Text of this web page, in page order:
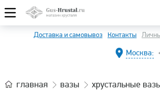
Доставка и самовывоз Контакты
Москва:
главная вазы хрустальные